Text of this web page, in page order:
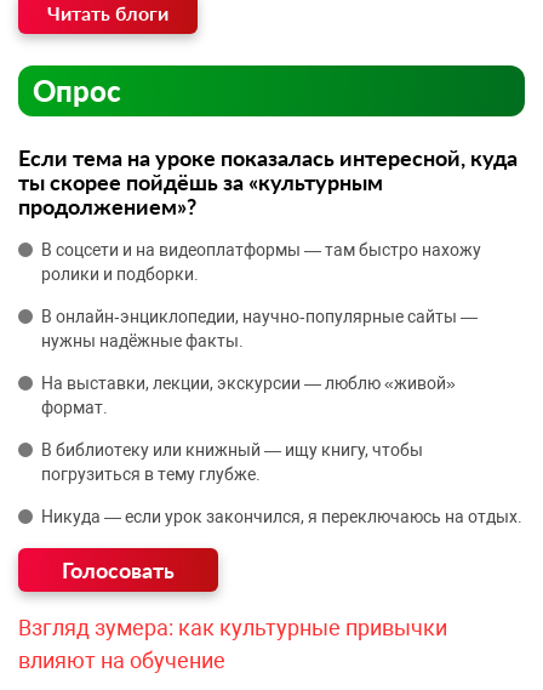
Читать блоги
Опрос
Если тема на уроке показалась интересной, куда
ты скорее пойдёшь за «культурным
продолжением»?
В соцсети и на видеоплатформы — там быстро нахожу
ролики и подборки.
В онлайн‑энциклопедии, научно‑популярные сайты —
нужны надёжные факты.
На выставки, лекции, экскурсии — люблю «живой»
формат.
В библиотеку или книжный — ищу книгу, чтобы
погрузиться в тему глубже.
Никуда — если урок закончился, я переключаюсь на отдых.
Взгляд зумера: как культурные привычки
влияют на обучение